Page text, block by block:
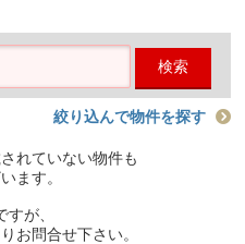
検索
絞り込んで物件を探す
れていない物件も
ます。
すが、
お問合せ下さい。